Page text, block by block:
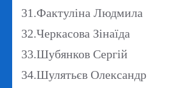
31.Фактуліна Людмила
32.Черкасова Зінаїда
33.Шубянков Сергій
34.Шулятьєв Олександр